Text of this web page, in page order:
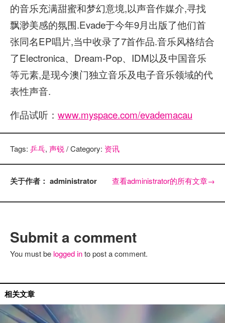
的音乐充满甜蜜和梦幻意境,以声音作媒介,寻找
飘渺美感的氛围.Evade于今年9月出版了他们首
张同名EP唱片,当中收录了7首作品.音乐风格结合
了Electronica、Dream-Pop、IDM以及中国音乐
等元素,是现今澳门独立音乐及电子音乐领域的代
表性声音.
作品试听： www.myspace.com/evademacau
Tags: 乒乓, 声锐/ Category: 资讯
关于作者： administrator 查看administrator的所有文章→
Submit a comment
You must be logged into post a comment.
相关文章
国内艺人